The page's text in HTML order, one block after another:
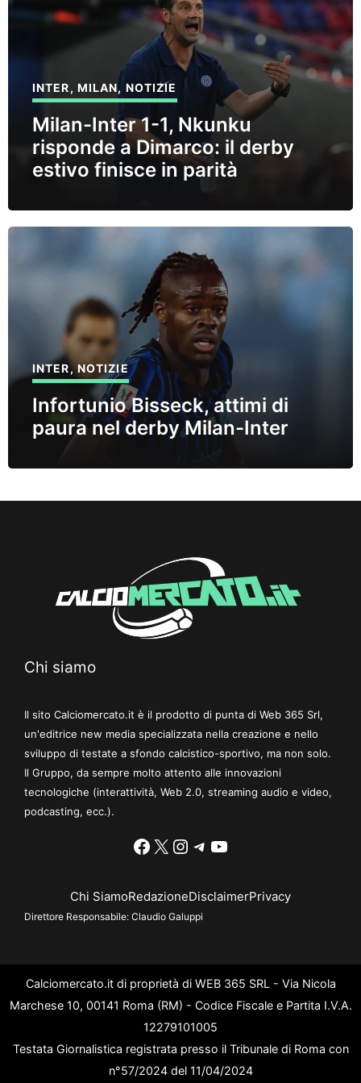
INTER, MILAN, NOTIZIE
Milan-Inter 1-1, Nkunku
risponde a Dimarco: il derby
estivo finisce in parità
INTER,NOTIZIE
Infortunio Bisseck, attimi di
paura nel derby Milan-Inter
Chi siamo
Il sito Calciomercato.it è il prodotto di punta di Web 365 Srl,
un'editrice new media specializzata nella creazione e nello
sviluppo di testate a sfondo calcistico-sportivo, ma non solo.
Il Gruppo, da sempre molto attento alle innovazioni
tecnologiche (interattività, Web 2.0, streaming audio e video,
podcasting, ecc.).
Facebook
X Instagram
Telegram
YouTube
Chi SiamoRedazioneDisclaimerPrivacy
Direttore Responsabile: Claudio Galuppi
Calciomercato.it di proprietà di WEB 365 SRL - Via Nicola
Marchese 10, 00141 Roma (RM) - Codice Fiscale e Partita I.V.A.
12279101005
Testata Giornalistica registrata presso il Tribunale di Roma con
n°57/2024 del 11/04/2024